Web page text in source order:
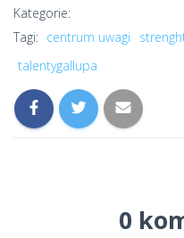
Kategorie:
Tagi: centrum uwagi
talentygallupa
0